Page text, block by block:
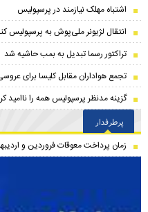
اشتباه مهلک نیازمند در پرسپولیس
انتقال لژیونر ملی‌پوش به پرسپولیس
تراکتور رسما تبدیل به بمب حاشیه شد
تجمع هواداران مقابل کلیسا برای
گزینه مدنظر پرسپولیس همه را ناامید
پرطرفدار
زمان پرداخت معوقات فروردین و